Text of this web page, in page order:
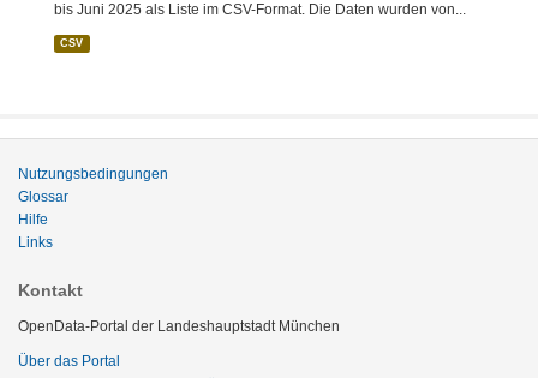
bis Juni 2025 als Liste im CSV-Format. Die Daten wurden von...
CSV
Nutzungsbedingungen
Glossar
Hilfe
Links
Kontakt
OpenData-Portal der Landeshauptstadt München
Über das Portal